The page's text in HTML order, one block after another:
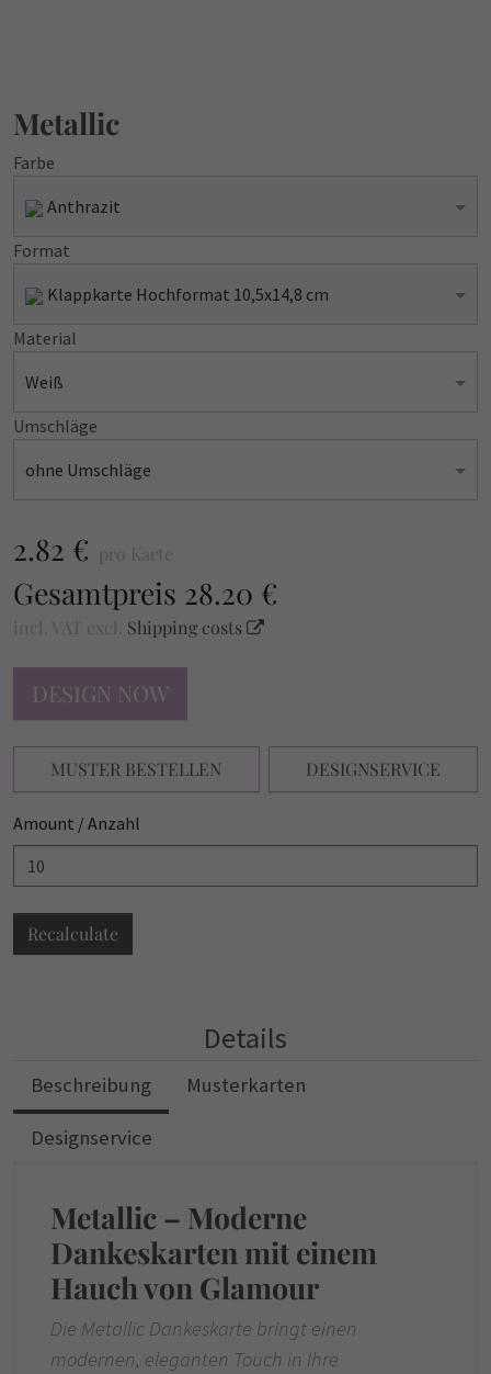
Metallic
Farbe
Anthrazit
Format
Klappkarte Hochformat 10,5x14,8 cm
Material
Weiß
Umschläge
ohne Umschläge
2.82 € pro Karte
Gesamtpreis 28.20 €
incl. VAT excl. Shipping costs
DESIGN NOW
MUSTER BESTELLEN DESIGNSERVICE
Amount / Anzahl
Recalculate
Details
Beschreibung Musterkarten
Designservice
Metallic – Moderne
Dankeskarten mit einem
Hauch von Glamour
Die Metallic Dankeskarte bringt einen
modernen, eleganten Touch in Ihre